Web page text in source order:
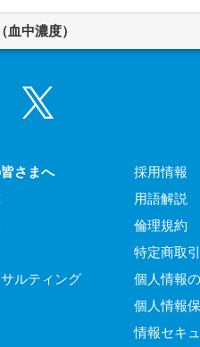
中濃度）
さまへ
ルティング
採用情報
用語解説
倫理規約
特定商取
個人情報
個人情報
情報セキ